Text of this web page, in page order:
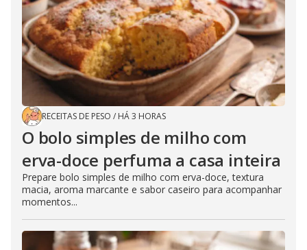
RECEITAS DE PESO / HÁ 3 HORAS
O bolo simples de milho com
erva-doce perfuma a casa inteira
Prepare bolo simples de milho com erva-doce, textura
macia, aroma marcante e sabor caseiro para acompanhar
momentos...